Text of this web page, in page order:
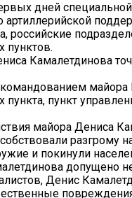
дней
российские
пунктов.
Камалетдинова
пункт
майора Дениса
разгрому
и покинули
допущено
Денис